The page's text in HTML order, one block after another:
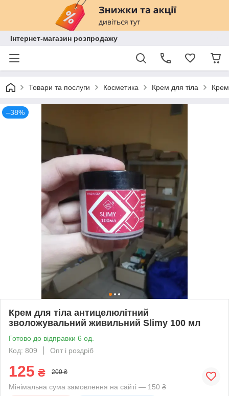
Інтернет-магазин розпродажу
Товари та послуги Косметика Крем для тіла
–38%
Крем для тіла антицелюлітний
зволожувальний живильний Slimy 100 мл
Готово до відправки 6 од.
Код: 809
Опт і роздріб
125 ₴ 200 ₴
Мінімальна сума замовлення на сайті — 150 ₴